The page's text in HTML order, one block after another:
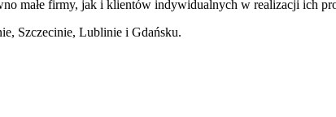
małe firmy, jak i klientów indywidualnych w realizacji ich
Szczecinie, Lublinie i Gdańsku.